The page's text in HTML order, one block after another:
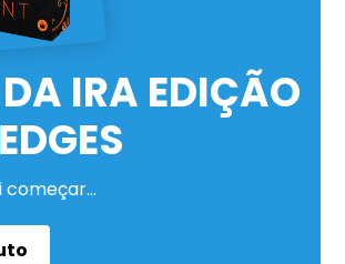
IRA EDIÇÃO
começar…